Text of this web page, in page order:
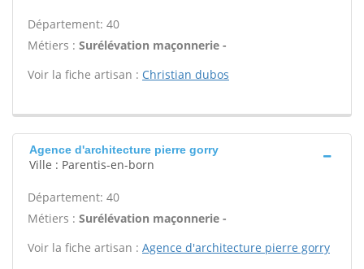
Département: 40
Métiers : Surélévation maçonnerie -
Voir la fiche artisan : Christian dubos
Agence d'architecture pierre gorry
Ville : Parentis-en-born
Département: 40
Métiers : Surélévation maçonnerie -
Voir la fiche artisan : Agence d'architecture pierre gorry